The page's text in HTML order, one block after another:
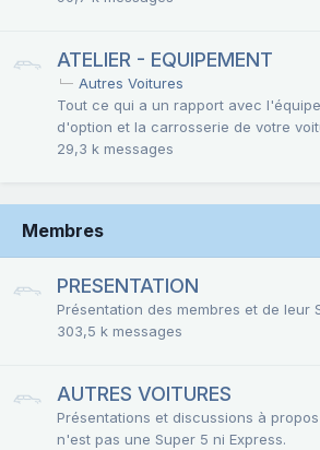
ATELIER - EQUIPEMENT
Autres Voitures
Tout ce qui a un rapport avec
d'option et la carrosserie de votre
29,3 k messages
Membres
PRESENTATION
Présentation des membres et de leur
303,5 k messages
AUTRES VOITURES
Présentations et discussions à
n'est pas une Super 5 ni Express.